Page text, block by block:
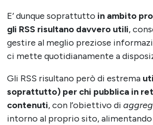
E’ dunque soprattutto in ambito
gli RSS risultano davvero utili,
gestire al meglio preziose
ci mette quotidianamente a
Gli RSS risultano però di estrema
soprattutto) per chi pubblica in
contenuti, con l’obiettivo di
intorno al proprio sito,